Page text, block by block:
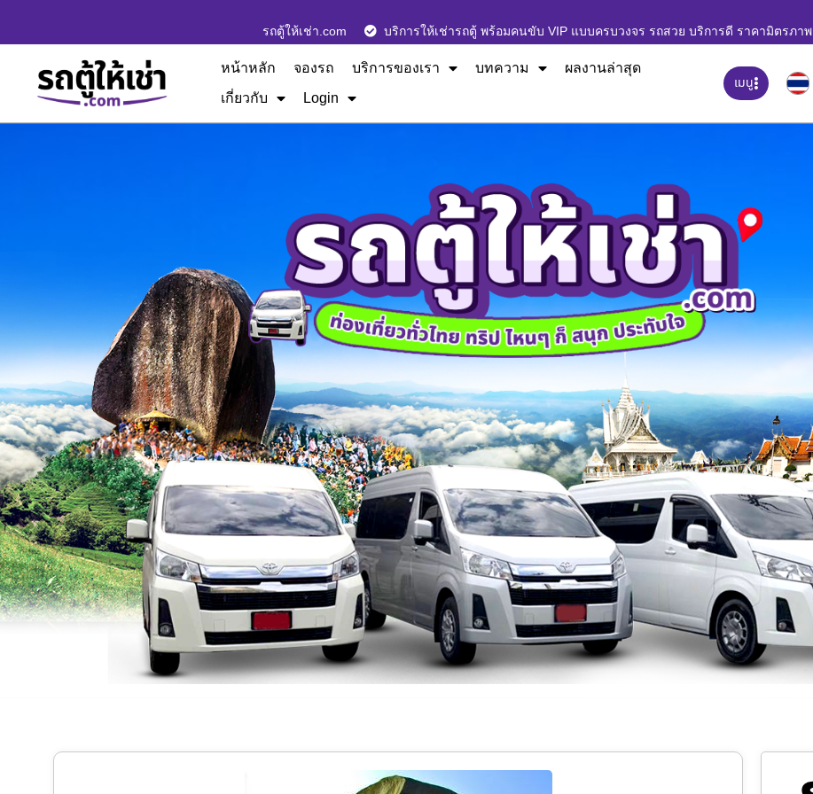
รถตู้ให้เช่า.com บริการให้เช่ารถตู้ พร้อมคนขับ VIP แบบครบวงจร รถสวย บริการดี ราคามิตรภาพ
หน้าหลัก จองรถ บริการของเรา บทความ
ผลงานล่าสุด
เกี่ยวกับ
Login
เมนู